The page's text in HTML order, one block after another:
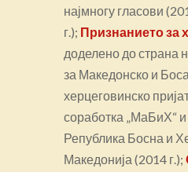
најмногу гласови
г.); Признанието за
доделено до страна
за Македонско и
херцеговинско
соработка „МаБиХ“
Република Босна и
Македонија (2014 г.);